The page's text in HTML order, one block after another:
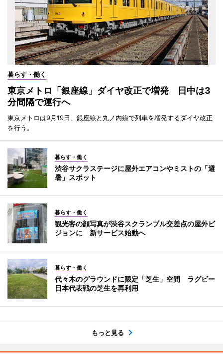
暮らす・働く
東京メトロ「銀座線」ダイヤ改正で増発 日中は3
分間隔で運行へ
東京メトロは9月19日、銀座線と丸ノ内線で列車を増発するダイヤ改正
を行う。
暮らす・働く
渋谷サクラステージに屋外エアコンやミストの「避
暑」スポット
暮らす・働く
観光客の顔写真が渋谷スクランブル交差点の屋外ビ
ジョンに 新サービス始動へ
暮らす・働く
代々木のグラウンドに限定「芝生」空間 ラグビー
日本代表戦の芝生を再利用
もっと見る